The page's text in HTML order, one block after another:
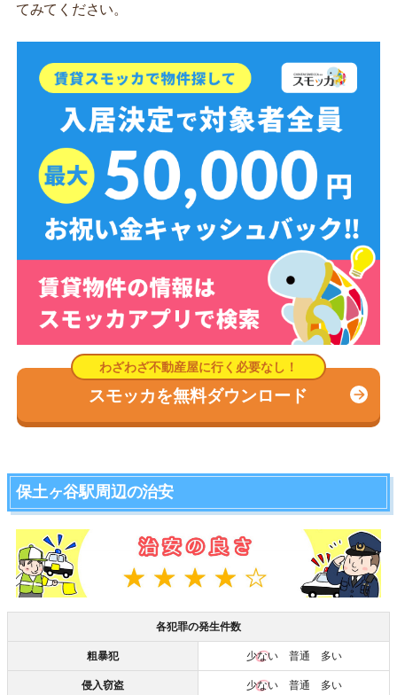
てみてください。
スモッカを無料ダウンロード
保土ヶ谷駅周辺の治安
各犯罪の発生件数
粗暴犯 少ない普通 多い
侵入窃盗 少ない普通 多い